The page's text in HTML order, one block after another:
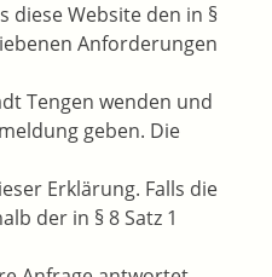
diese Website den in §
Anforderungen
Tengen wenden und
geben. Die
Erklärung. Falls die
der in § 8 Satz 1